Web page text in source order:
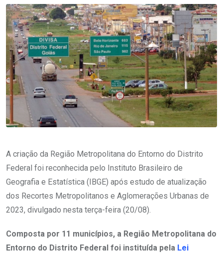
A criação da Região Metropolitana do Entorno do Distrito
Federal foi reconhecida pelo Instituto Brasileiro de
Geografia e Estatística (IBGE) após estudo de atualização
dos Recortes Metropolitanos e Aglomerações Urbanas de
2023, divulgado nesta terça-feira (20/08).
Composta por 11 municípios, a Região Metropolitana do
Entorno do Distrito Federal foi instituída pela Lei